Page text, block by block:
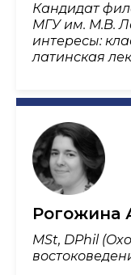
Кандидат
МГУ им. М.В.
интересы:
латинская
Рогожина
MSt, DPhil